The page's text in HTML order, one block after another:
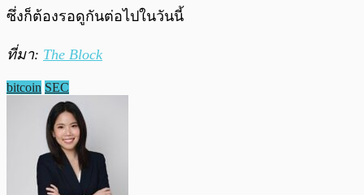
ซึ่งก็ต้องรอดูกันต่อไปในวันนี้
ที่มา: The Block
bitcoin SEC